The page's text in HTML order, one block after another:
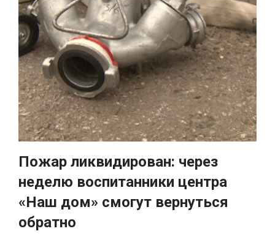
Пожар ликвидирован: через
неделю воспитанники центра
«Наш дом» смогут вернуться
обратно